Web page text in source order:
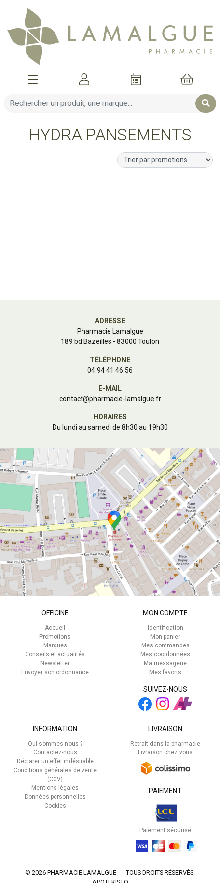
Afficher la navigation
Mon
HYDRA PANSEMENTS
ADRESSE
Pharmacie Lamalgue
189 bd Bazeilles - 83000 Toulon
TÉLÉPHONE
04 94 41 46 56
E-MAIL
contact@pharmacie-lamalgue.fr
HORAIRES
Du lundi au samedi de 8h30 au 19h30
OFFICINE
Accueil
Promotions
Marques
Conseils et actualités
Newsletter
Envoyer son ordonnance
MON COMPTE
Identification
Mon panier
Mes commandes
Mes coordonnées
Ma messagerie
Mes favoris
SUIVEZ-NOUS
INFORMATION
Qui sommes-nous ?
Contactez-nous
Déclarer un effet indésirable
Conditions générales de vente
(CGV)
Mentions légales
Données personnelles
Cookies
LIVRAISON
Retrait dans la pharmacie
Livraison chez vous
PAIEMENT
Paiement sécurisé
© 2026 PHARMACIE LAMALGUE
TOUS DROITS RÉSERVÉS.